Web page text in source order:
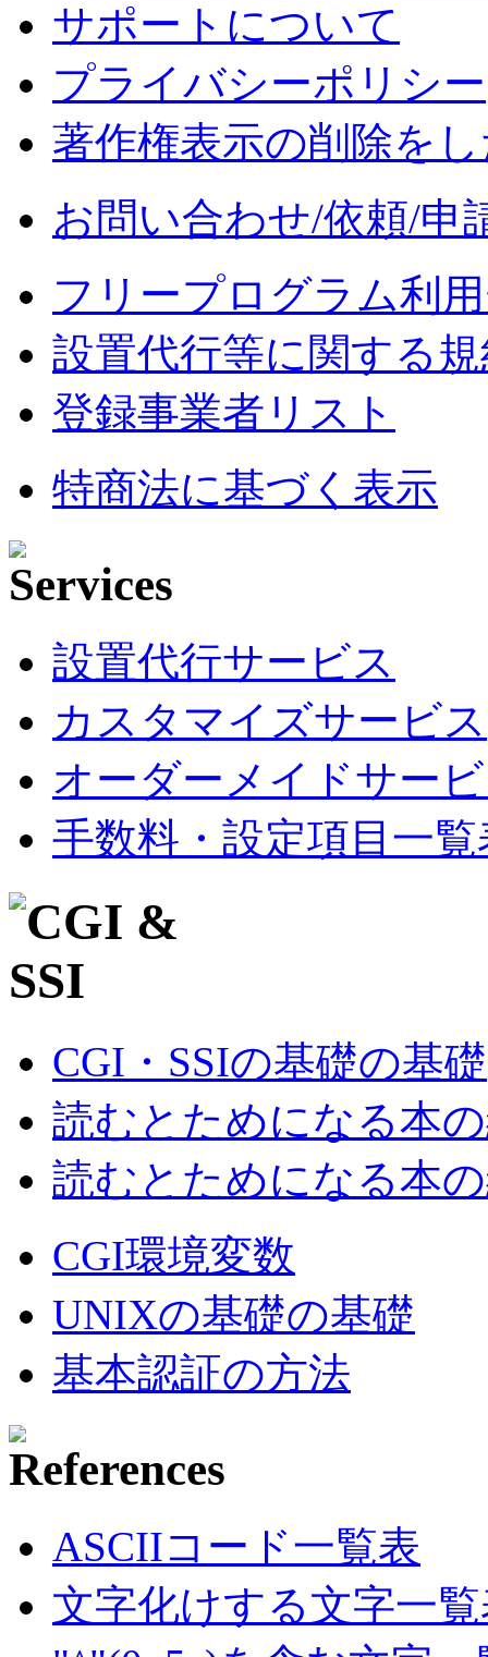
サポートについて
プライバシーポリシー
著作権表示の削除を
お問い合わせ/依頼/申
フリープログラム利
設置代行等に関する
登録事業者リスト
特商法に基づく表示
設置代行サービス
カスタマイズサービス
オーダーメイドサー
手数料・設定項目一覧
CGI・SSIの基礎の基礎
読むとためになる本
読むとためになる本
CGI環境変数
UNIXの基礎の基礎
基本認証の方法
ASCIIコード一覧表
文字化けする文字一